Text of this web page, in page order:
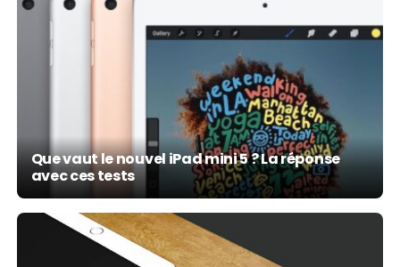
Que vaut le nouvel iPad mini 5 ? La réponse
avec ces tests